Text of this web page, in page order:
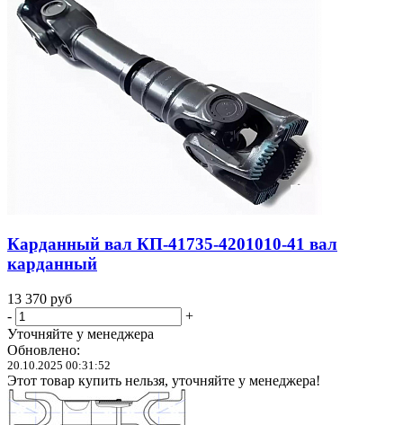
Карданный вал КП-41735-4201010-41 вал
карданный
13 370 руб
-
+
Уточняйте у менеджера
Обновлено:
20.10.2025 00:31:52
Этот товар купить нельзя, уточняйте у менеджера!